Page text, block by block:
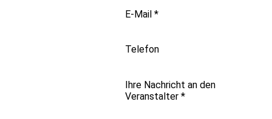
E-Mail *
Telefon
Ihre Nachricht an den
Veranstalter *